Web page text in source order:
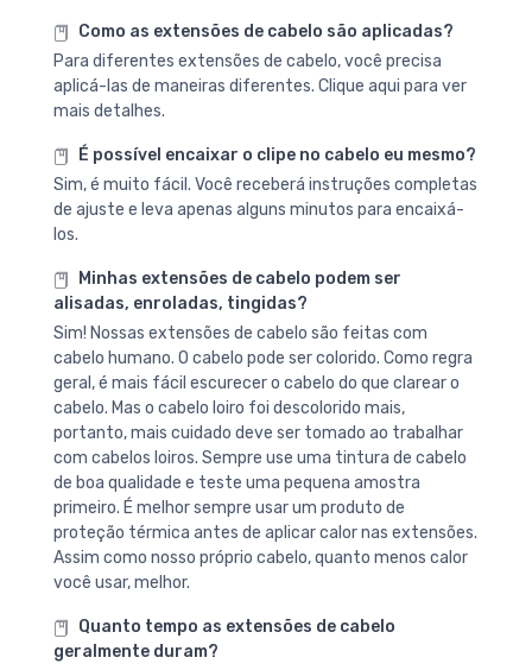
Como as extensões de cabelo são aplicadas?
Para diferentes extensões de cabelo, você precisa
aplicá-las de maneiras diferentes. Clique aqui para ver
mais detalhes.
É possível encaixar o clipe no cabelo eu mesmo?
Sim, é muito fácil. Você receberá instruções completas
de ajuste e leva apenas alguns minutos para encaixá-
los.
Minhas extensões de cabelo podem ser
alisadas, enroladas, tingidas?
Sim! Nossas extensões de cabelo são feitas com
cabelo humano. O cabelo pode ser colorido. Como regra
geral, é mais fácil escurecer o cabelo do que clarear o
cabelo. Mas o cabelo loiro foi descolorido mais,
portanto, mais cuidado deve ser tomado ao trabalhar
com cabelos loiros. Sempre use uma tintura de cabelo
de boa qualidade e teste uma pequena amostra
primeiro. É melhor sempre usar um produto de
proteção térmica antes de aplicar calor nas extensões.
Assim como nosso próprio cabelo, quanto menos calor
você usar, melhor.
Quanto tempo as extensões de cabelo
geralmente duram?